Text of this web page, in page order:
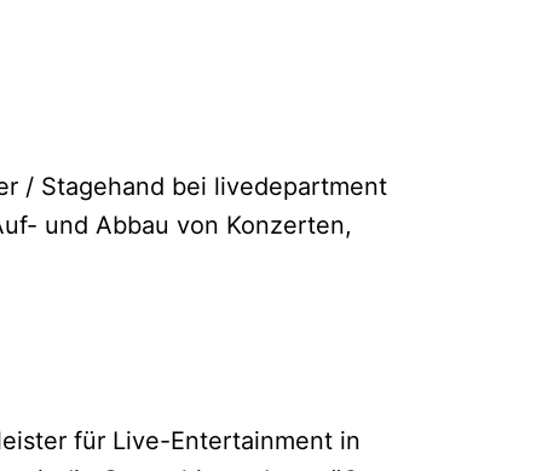
/ Stagehand bei livedepartment
und Abbau von Konzerten,
für Live-Entertainment in